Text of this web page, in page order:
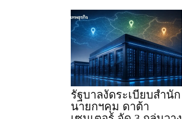
รัฐบาลงัดระเบียบสำนัก
นายกฯคุม ดาต้า